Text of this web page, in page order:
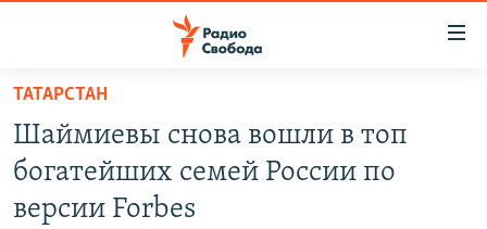
упрощенного
доступа
Вернуться
основному
ПОДКАСТЫ
АВТОРСКИЕ ПРОЕКТЫ
ТАТАРСТАН
Шаймиевы снова вошли в топ
богатейших семей России по
версии Forbes